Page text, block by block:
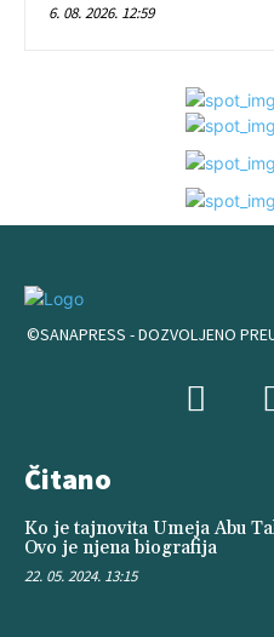
6. 08. 2026. 12:59
©SANAPRESS - DOZVOLJENO
Čitano
Ko je tajnovita Umeja Abu
Ovo je njena biografija
22. 05. 2024. 13:15